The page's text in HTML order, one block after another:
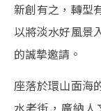
新創有之，轉型
以將淡水好風景
的誠摯邀請。
座落於環山面海
水老街，廣納